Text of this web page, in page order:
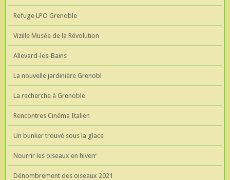
Refuge LPO Grenoble
Vizille Musée de la Révolution
Allevard-les-Bains
La nouvelle jardinière Grenobl
La recherche à Grenoble
Rencontres Cinéma Italien
Un bunker trouvé sous la glace
Nourrir les oiseaux en hiverr
Dénombrement des oiseaux 2021